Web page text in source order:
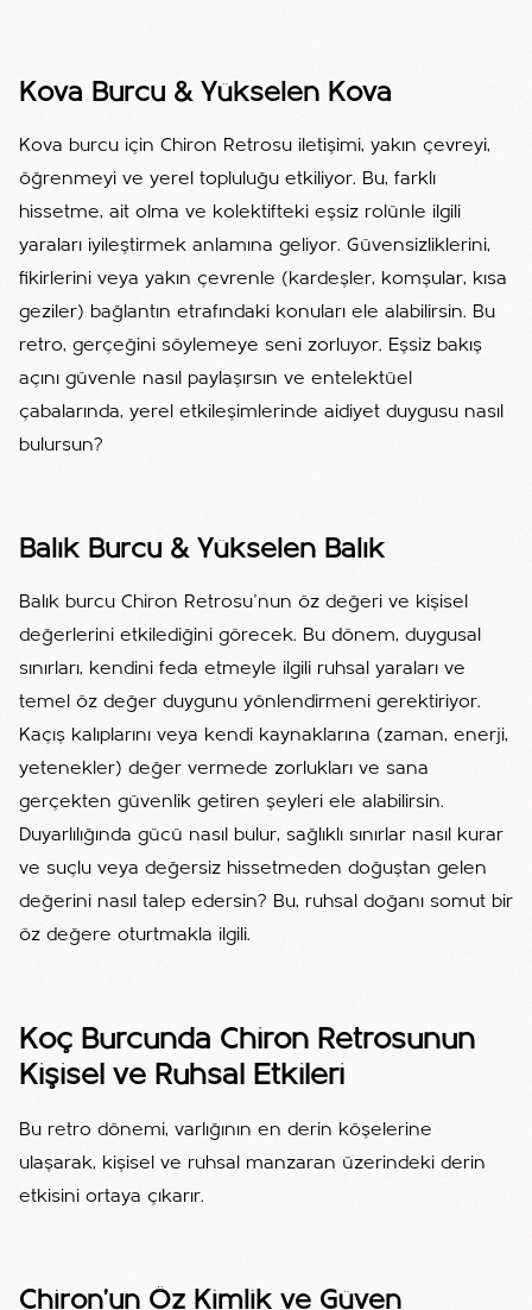
Kova Burcu & Yükselen Kova
Kova burcu için Chiron Retrosu iletişimi, yakın çevreyi,
öğrenmeyi ve yerel topluluğu etkiliyor. Bu, farklı
hissetme, ait olma ve kolektifteki eşsiz rolünle ilgili
yaraları iyileştirmek anlamına geliyor. Güvensizliklerini,
fikirlerini veya yakın çevrenle (kardeşler, komşular, kısa
geziler) bağlantın etrafındaki konuları ele alabilirsin. Bu
retro, gerçeğini söylemeye seni zorluyor. Eşsiz bakış
açını güvenle nasıl paylaşırsın ve entelektüel
çabalarında, yerel etkileşimlerinde aidiyet duygusu nasıl
bulursun?
Balık Burcu & Yükselen Balık
Balık burcu Chiron Retrosu'nun öz değeri ve kişisel
değerlerini etkilediğini görecek. Bu dönem, duygusal
sınırları, kendini feda etmeyle ilgili ruhsal yaraları ve
temel öz değer duygunu yönlendirmeni gerektiriyor.
Kaçış kalıplarını veya kendi kaynaklarına (zaman, enerji,
yetenekler) değer vermede zorlukları ve sana
gerçekten güvenlik getiren şeyleri ele alabilirsin.
Duyarlılığında gücü nasıl bulur, sağlıklı sınırlar nasıl kurar
ve suçlu veya değersiz hissetmeden doğuştan gelen
değerini nasıl talep edersin? Bu, ruhsal doğanı somut bir
öz değere oturtmakla ilgili.
Koç Burcunda Chiron Retrosunun
Kişisel ve Ruhsal Etkileri
Bu retro dönemi, varlığının en derin köşelerine
ulaşarak, kişisel ve ruhsal manzaran üzerindeki derin
etkisini ortaya çıkarır.
Chiron'un Öz Kimlik ve Güven